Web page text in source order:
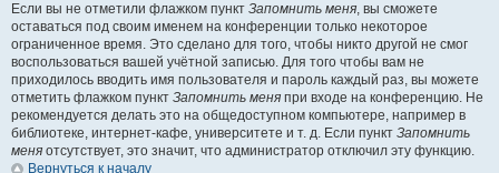
Если вы не отметили флажком пункт Запомнить меня, вы сможете
оставаться под своим именем на конференции только некоторое
ограниченное время. Это сделано для того, чтобы никто другой не смог
воспользоваться вашей учётной записью. Для того чтобы вам не
приходилось вводить имя пользователя и пароль каждый раз, вы можете
отметить флажком пункт Запомнить меня при входе на конференцию. Не
рекомендуется делать это на общедоступном компьютере, например в
библиотеке, интернет-кафе, университете и т. д. Если пункт Запомнить
меня отсутствует, это значит, что администратор отключил эту функцию.
Вернуться к началу